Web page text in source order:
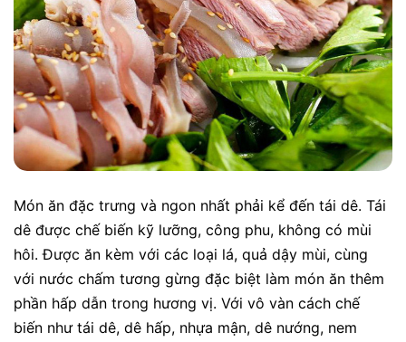
Món ăn đặc trưng và ngon nhất phải kể đến tái dê. Tái
dê được chế biến kỹ lưỡng, công phu, không có mùi
hôi. Được ăn kèm với các loại lá, quả dậy mùi, cùng
với nước chấm tương gừng đặc biệt làm món ăn thêm
phần hấp dẫn trong hương vị. Với vô vàn cách chế
biến như tái dê, dê hấp, nhựa mận, dê nướng, nem